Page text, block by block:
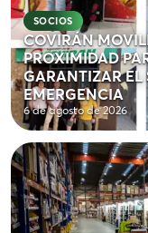
SOCIOS
COVIRÁN
PROXIMIDAD
GARANTIZAR EL
EMERGENCIA
6 de agosto de 2026